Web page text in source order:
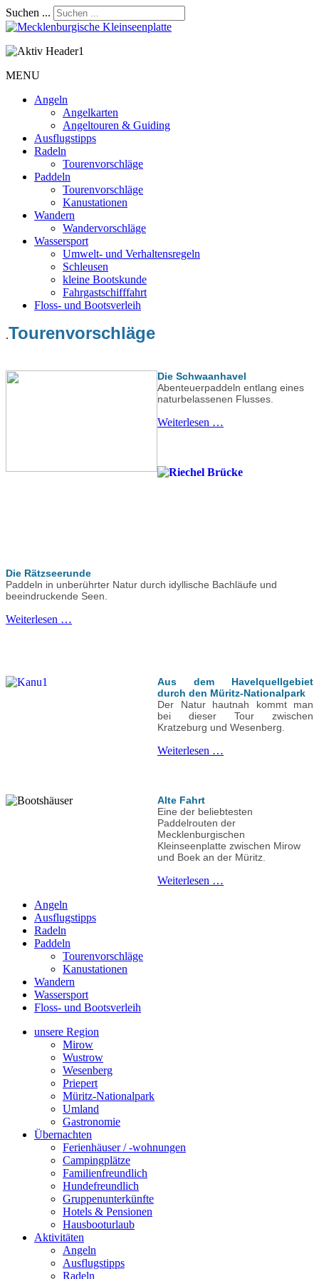
Suchen ...
MENU
Angeln
Angelkarten
Angeltouren & Guiding
Ausflugstipps
Radeln
Tourenvorschläge
Paddeln
Tourenvorschläge
Kanustationen
Wandern
Wandervorschläge
Wassersport
Umwelt- und Verhaltensregeln
Schleusen
kleine Bootskunde
Fahrgastschifffahrt
Floss- und Bootsverleih
.Tourenvorschläge
Die Schwaanhavel
Abenteuerpaddeln entlang eines
naturbelassenen Flusses.
Weiterlesen …
Die Rätzseerunde
Paddeln in unberührter Natur durch idyllische Bachläufe und
beeindruckende Seen.
Weiterlesen …
Aus dem Havelquellgebiet
durch den Müritz-Nationalpark
Der Natur hautnah kommt man
bei dieser Tour zwischen
Kratzeburg und Wesenberg.
Weiterlesen …
Alte Fahrt
Eine der beliebtesten
Paddelrouten der
Mecklenburgischen
Kleinseenplatte zwischen Mirow
und Boek an der Müritz.
Weiterlesen …
Angeln
Ausflugstipps
Radeln
Paddeln
Tourenvorschläge
Kanustationen
Wandern
Wassersport
Floss- und Bootsverleih
unsere Region
Mirow
Wustrow
Wesenberg
Priepert
Müritz-Nationalpark
Umland
Gastronomie
Übernachten
Ferienhäuser / -wohnungen
Campingplätze
Familienfreundlich
Hundefreundlich
Gruppenunterkünfte
Hotels & Pensionen
Hausbooturlaub
Aktivitäten
Angeln
Ausflugstipps
Radeln